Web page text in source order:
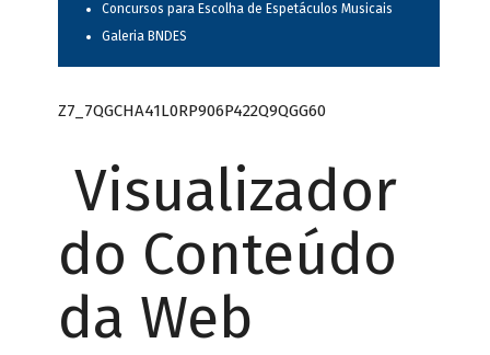
Concursos para Escolha de Espetáculos Musicais
Galeria BNDES
Z7_7QGCHA41L0RP906P422Q9QGG60
Visualizador
do Conteúdo
da Web